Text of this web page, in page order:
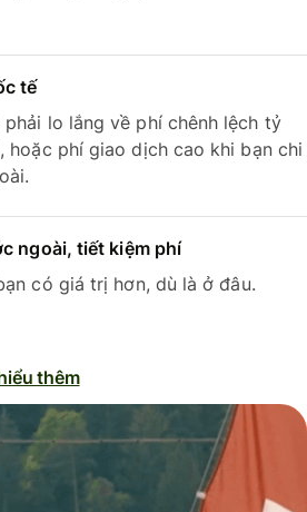
tế
lo lắng về phí chênh lệch tỷ
hoặc phí giao dịch cao khi bạn chi
ngoài, tiết kiệm phí
có giá trị hơn, dù là ở đâu.
thêm